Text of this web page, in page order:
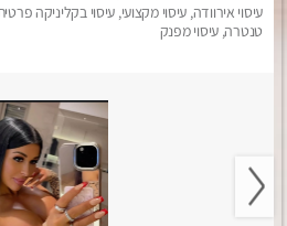
עיסוי אירוודה, עיסוי מקצועי, עיסוי בקליניקה
טנטרה, עיסוי מפנק